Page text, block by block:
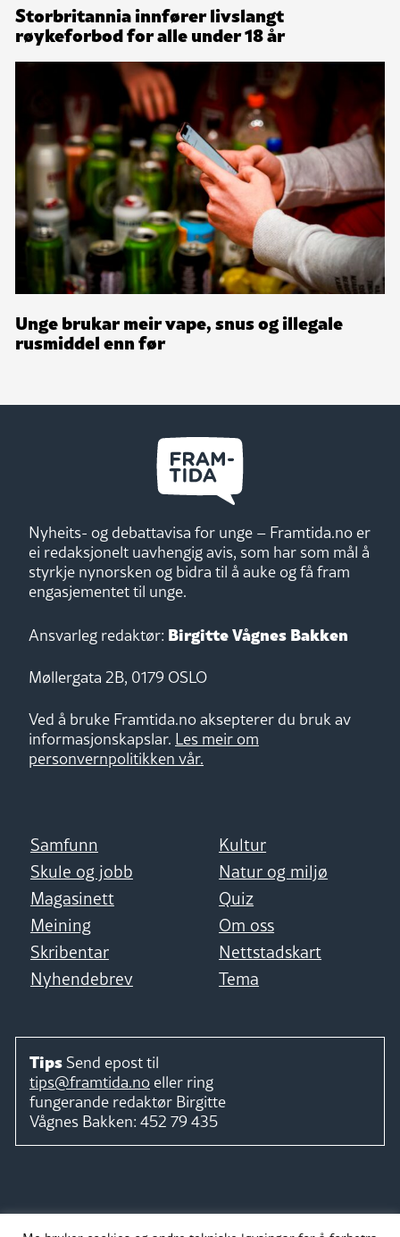
Storbritannia innfører livslangt
røykeforbod for alle under 18 år
Unge brukar meir vape, snus og illegale
rusmiddel enn før
Nyheits- og debattavisa for unge – Framtida.no er
ei redaksjonelt uavhengig avis, som har som mål å
styrkje nynorsken og bidra til å auke og få fram
engasjementet til unge.
Ansvarleg redaktør: Birgitte Vågnes Bakken
Møllergata 2B, 0179 OSLO
Ved å bruke Framtida.no aksepterer du bruk av
informasjonskapslar. Les meir om
personvernpolitikken vår.
Samfunn
Kultur
Skule og jobb
Natur og miljø
Magasinett
Quiz
Meining
Om oss
Skribentar
Nettstadskart
Nyhendebrev
Tema
Tips Send epost til
tips@framtida.no eller ring
fungerande redaktør Birgitte
Vågnes Bakken: 452 79 435